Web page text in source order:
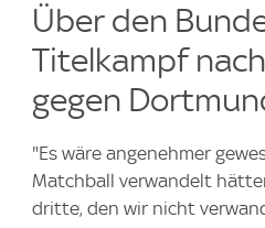
Über den
Titelkampf
gegen
"Es wäre angenehmer
Matchball verwandelt
dritte, den wir nicht